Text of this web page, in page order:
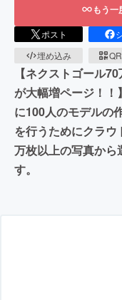
もう
ポスト
埋め込み
【ネクストゴール
が大幅増ページ！
に100人のモデルの
を行うためにクラ
万枚以上の写真から
す。